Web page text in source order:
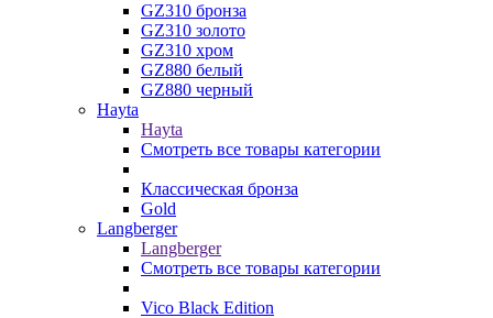
GZ310 бронза
GZ310 золото
GZ310 хром
GZ880 белый
GZ880 черный
Hayta
Hayta
Смотреть все товары категории
Классическая бронза
Gold
Langberger
Langberger
Смотреть все товары категории
Vico Black Edition